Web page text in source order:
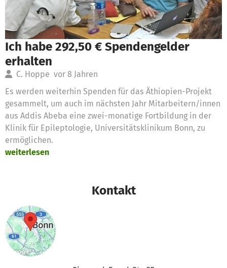
Ich habe 292,50 € Spendengelder
erhalten
C. Hoppe vor 8 Jahren
Es werden weiterhin Spenden für das Äthiopien-Projekt
gesammelt, um auch im nächsten Jahr Mitarbeitern/innen
aus Addis Abeba eine zwei-monatige Fortbildung in der
Klinik für Epileptologie, Universitätsklinikum Bonn, zu
ermöglichen.
weiterlesen
Kontakt